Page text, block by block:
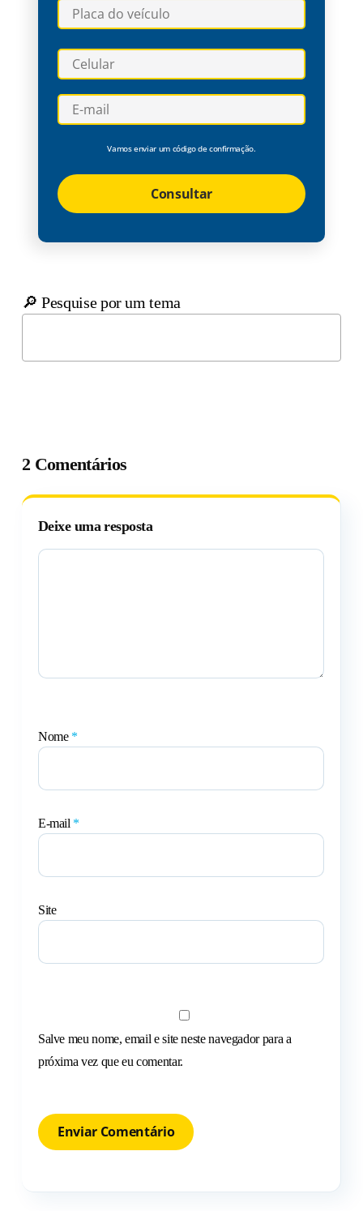
Vamos enviar um código de confirmação.
Consultar
🔎 Pesquise por um tema
2 Comentários
Deixe uma resposta
Nome *
E-mail *
Site
Salve meu nome, email e site neste navegador para a
próxima vez que eu comentar.